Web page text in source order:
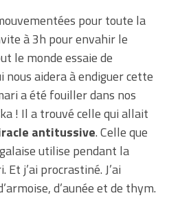
pour toute la
à 3h pour envahir le
le monde essaie de
aidera à endiguer cette
a été fouiller dans nos
! Il a trouvé celle qui allait
antitussive. Celle que
utilise pendant la
Et j’ai procrastiné. J’ai
d’aunée et de thym.